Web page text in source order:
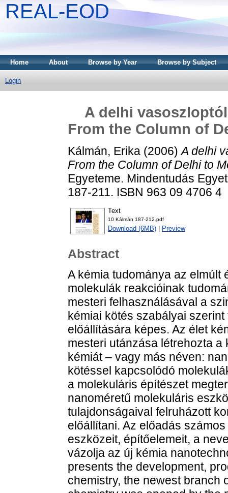
REAL-EOD
Home About Browse by Year Browse by Subject
Login
A delhi
From the Column of
Kálmán, Erika (2006)A delhi
From the Column of Delhi to
Egyeteme. Mindentudás
187-211. ISBN 963 09 4706 4
Text
10 Kálmán 187-212.pdf
Download (6MB) Preview
Abstract
A kémia tudománya az
molekulák reakcióinak
mesteri felhasználásával a
kémiai kötés szabályai
előállítására képes. Az élet
mesteri utánzása létrehozta
kémiát – vagy más néven:
kötéssel kapcsolódó
a molekuláris építészet
nanoméretű molekuláris
tulajdonságaival felruházott
előállítani. Az előadás
eszközeit, építőelemeit, a
vázolja az új kémia
presents the development,
chemistry, the newest branch